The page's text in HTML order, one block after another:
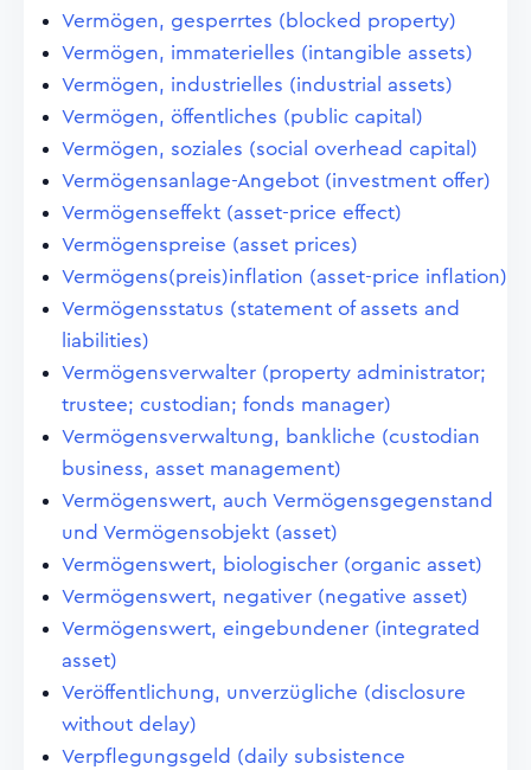
Vermögen, gesperrtes (blocked property)
Vermögen, immaterielles (intangible assets)
Vermögen, industrielles (industrial assets)
Vermögen, öffentliches (public capital)
Vermögen, soziales (social overhead capital)
Vermögensanlage-Angebot (investment offer)
Vermögenseffekt (asset-price effect)
Vermögenspreise (asset prices)
Vermögens(preis)inflation (asset-price inflation)
Vermögensstatus (statement of assets and
liabilities)
Vermögensverwalter (property administrator;
trustee; custodian; fonds manager)
Vermögensverwaltung, bankliche (custodian
business, asset management)
Vermögenswert, auch Vermögensgegenstand
und Vermögensobjekt (asset)
Vermögenswert, biologischer (organic asset)
Vermögenswert, negativer (negative asset)
Vermögenswert, eingebundener (integrated
asset)
Veröffentlichung, unverzügliche (disclosure
without delay)
Verpflegungsgeld (daily subsistence